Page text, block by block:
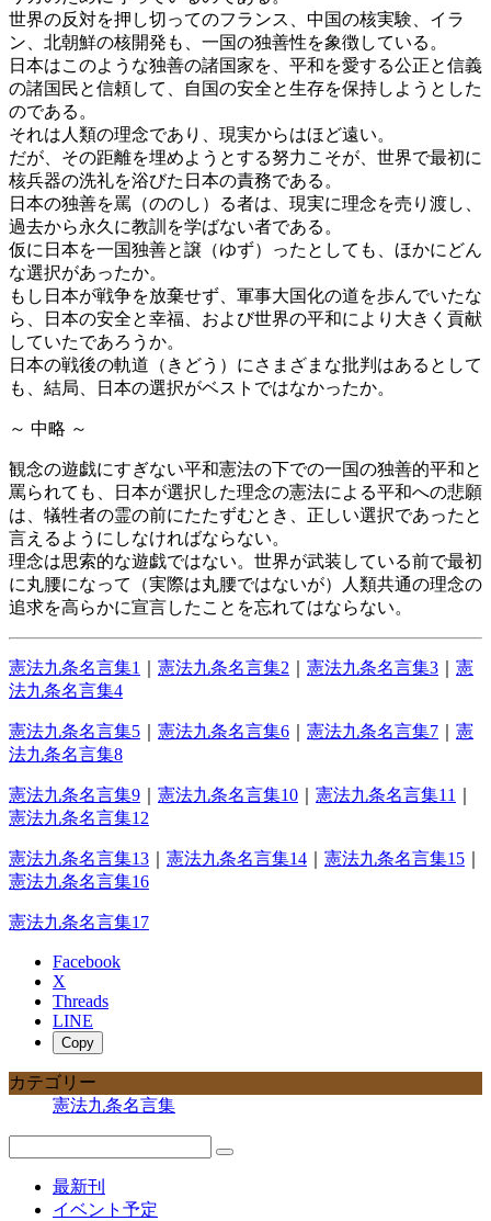
世界の反対を押し切ってのフランス、中国の核実験、イラ
ン、北朝鮮の核開発も、一国の独善性を象徴している。
日本はこのような独善の諸国家を、平和を愛する公正と信義
の諸国民と信頼して、自国の安全と生存を保持しようとした
のである。
それは人類の理念であり、現実からはほど遠い。
だが、その距離を埋めようとする努力こそが、世界で最初に
核兵器の洗礼を浴びた日本の責務である。
日本の独善を罵（ののし）る者は、現実に理念を売り渡し、
過去から永久に教訓を学ばない者である。
仮に日本を一国独善と譲（ゆず）ったとしても、ほかにどん
な選択があったか。
もし日本が戦争を放棄せず、軍事大国化の道を歩んでいたな
ら、日本の安全と幸福、および世界の平和により大きく貢献
していたであろうか。
日本の戦後の軌道（きどう）にさまざまな批判はあるとして
も、結局、日本の選択がベストではなかったか。
～ 中略 ～
観念の遊戯にすぎない平和憲法の下での一国の独善的平和と
罵られても、日本が選択した理念の憲法による平和への悲願
は、犠牲者の霊の前にたたずむとき、正しい選択であったと
言えるようにしなければならない。
理念は思索的な遊戯ではない。世界が武装している前で最初
に丸腰になって（実際は丸腰ではないが）人類共通の理念の
追求を高らかに宣言したことを忘れてはならない。
憲法九条名言集1 憲法九条名言集2 憲法九条名言集3
憲
法九条名言集4
憲法九条名言集5 憲法九条名言集6 憲法九条名言集7
憲
法九条名言集8
憲法九条名言集9 憲法九条名言集10 憲法九条名言集11
憲法九条名言集12
憲法九条名言集13 憲法九条名言集14 憲法九条名言集15
憲法九条名言集16
憲法九条名言集17
Facebook
X
Threads
LINE
Copy
カテゴリー
憲法九条名言集
最新刊
イベント予定